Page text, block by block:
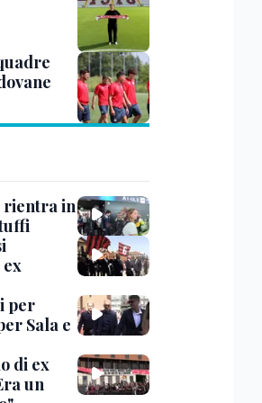
rientra in
per
Sala e
di ex
un